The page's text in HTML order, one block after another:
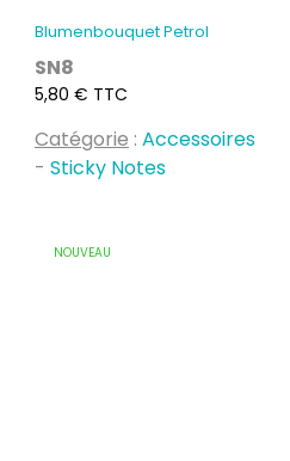
Blumenbouquet Petrol
SN8
Prix
5,80 € TTC
Catégorie : Accessoires
- Sticky Notes
NOUVEAU